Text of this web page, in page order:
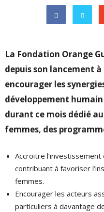
La Fondation Orange
depuis son lancement
encourager les
développement
durant ce mois dédié
femmes, des
Accroitre l’investissement
contribuant à favoriser
femmes.
Encourager les acteurs
particuliers à davantage